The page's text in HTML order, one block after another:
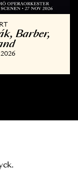
Barber,